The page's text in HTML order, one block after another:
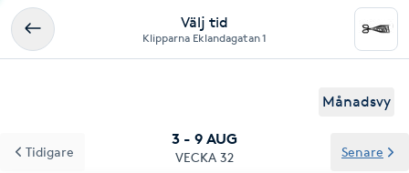
Välj tid
Klipparna Eklandagatan 1
Månadsvy
3 - 9 AUG
VECKA 32
Tidigare Senare